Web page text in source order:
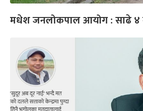
मधेश जनलोकपाल आयोग : साढे ४